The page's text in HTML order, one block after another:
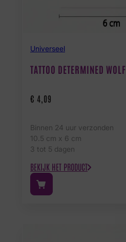
Universeel
TATTOO DETERMINED WOLF
€ 4,09
Binnen 24 uur verzonden
10.5 cm x 6 cm
3 tot 5 dagen
BEKIJK HET PRODUCT